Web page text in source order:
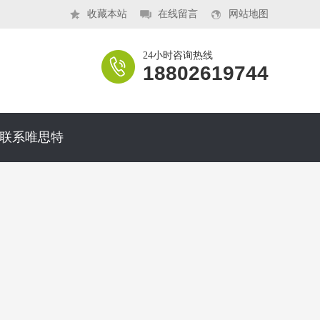
收藏本站 在线留言 网站地图
24小时咨询热线
18802619744
联系唯思特